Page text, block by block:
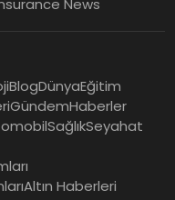
Güvenlik
BlogDünyaEğitim
GündemHaberler
SağlıkSeyahat
Altın Haberleri